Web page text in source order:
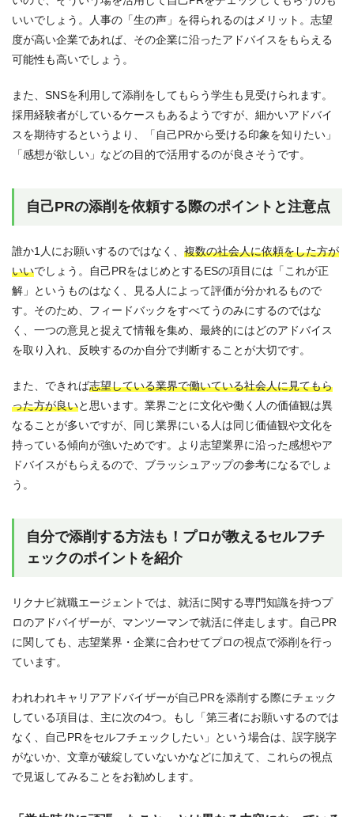
いいでしょう。人事の「生の声」を得られるのはメリット。志望
度が高い企業であれば、その企業に沿ったアドバイスをもらえる
可能性も高いでしょう。
また、SNSを利用して添削をしてもらう学生も見受けられます。
採用経験者がしているケースもあるようですが、細かいアドバイ
スを期待するというより、「自己PRから受ける印象を知りたい」
「感想が欲しい」などの目的で活用するのが良さそうです。
自己PRの添削を依頼する際のポイントと注意点
誰か1人にお願いするのではなく、 複数の社会人に依頼をした方が
いいでしょう。自己PRをはじめとするESの項目には「これが正
解」というものはなく、見る人によって評価が分かれるもので
す。そのため、フィードバックをすべてうのみにするのではな
く、一つの意見と捉えて情報を集め、最終的にはどのアドバイス
を取り入れ、反映するのか自分で判断することが大切です。
また、できれば志望している業界で働いている社会人に見てもら
った方が良いと思います。業界ごとに文化や働く人の価値観は異
なることが多いですが、同じ業界にいる人は同じ価値観や文化を
持っている傾向が強いためです。より志望業界に沿った感想やア
ドバイスがもらえるので、ブラッシュアップの参考になるでしょ
う。
自分で添削する方法も！プロが教えるセルフチ
ェックのポイントを紹介
リクナビ就職エージェントでは、就活に関する専門知識を持つプ
ロのアドバイザーが、マンツーマンで就活に伴走します。自己PR
に関しても、志望業界・企業に合わせてプロの視点で添削を行っ
ています。
われわれキャリアアドバイザーが自己PRを添削する際にチェック
している項目は、主に次の4つ。もし「第三者にお願いするのでは
なく、自己PRをセルフチェックしたい」という場合は、誤字脱字
がないか、文章が破綻していないかなどに加えて、これらの視点
で見返してみることをお勧めします。